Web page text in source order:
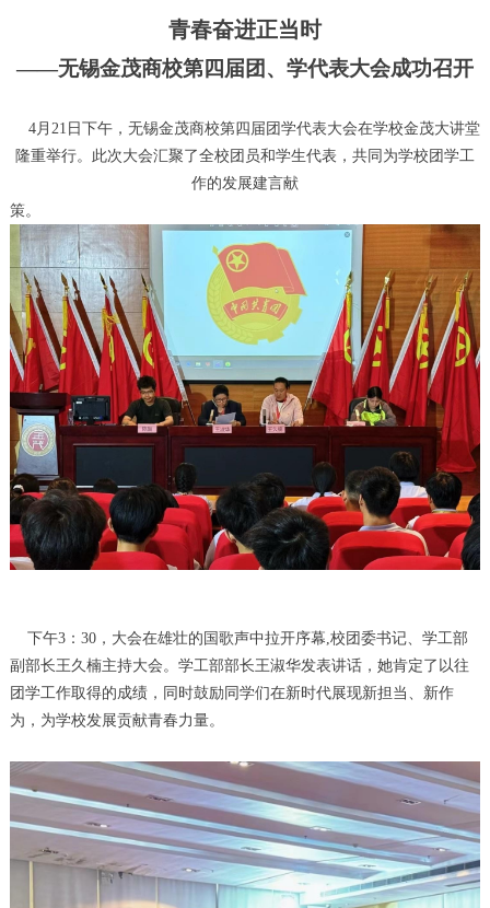
青春奋进正当时
——无锡金茂商校第四届团、学代表大会成功召开
4月21日下午，无锡金茂商校第四届团学代表大会在学校金茂大讲堂
隆重举行。此次大会汇聚了全校团员和学生代表，共同为学校团学工
作的发展建言献
策。
下午3：30，大会在雄壮的国歌声中拉开序幕,校团委书记、学工部
副部长王久楠主持大会。学工部部长王淑华发表讲话，她肯定了以往
团学工作取得的成绩，同时鼓励同学们在新时代展现新担当、新作
为，为学校发展贡献青春力量。